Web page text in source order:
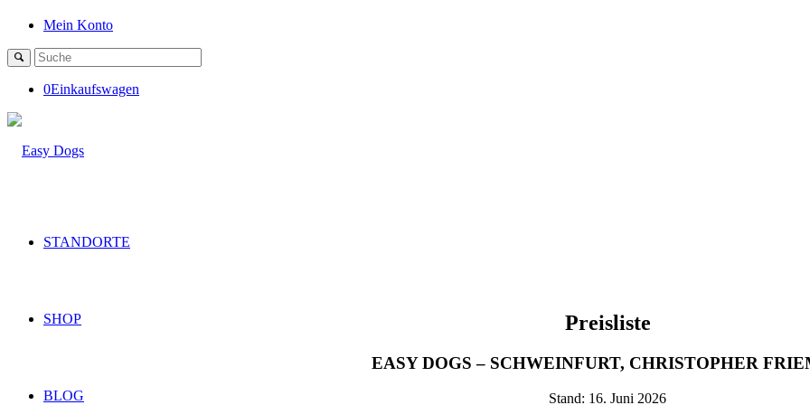
Mein Konto
0Einkaufswagen
STANDORTE
SHOP
BLOG
Preisliste
EASY DOGS – SCHWEINFURT, CHRISTOPHER
Stand: 16. Juni 2026